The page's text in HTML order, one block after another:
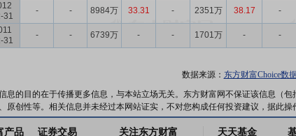
31
- - 8984万 33.31 - 2351万 38.17 -
31
- - 6739万 - - 1701万 - -
数据来源： 东方财富Choice数
息的目的在于传播更多信息，与本站立场无关。东方财富网不保证该信息（
原创性等。相关信息并未经过本网站证实，不对您构成任何投资建议，据此操
产品 证券交易 关注东方财富 天天基金